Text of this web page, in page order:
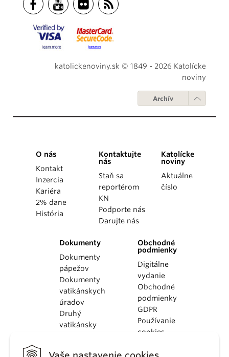
katolickenoviny.sk © 1849 - 2026 Katolícke
noviny
Archív
O nás
Kontakt
Inzercia
Kariéra
2% dane
História
Kontaktujte
nás
Staň sa
reportérom
KN
Podporte nás
Darujte nás
Katolícke
noviny
Aktuálne
číslo
Dokumenty
Dokumenty
pápežov
Dokumenty
vatikánskych
úradov
Druhý
vatikánsky
Obchodné
podmienky
Digitálne
vydanie
Obchodné
podmienky
GDPR
Používanie
cookies